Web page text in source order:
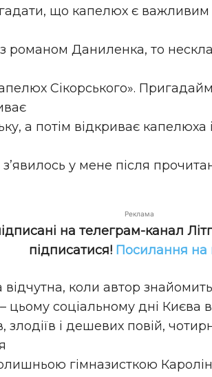
що капелюх є важливим
з романом Даниленка, то
Сікорського».
а потім відкриває капелюха
з’явилось у мене після
Реклама
на телеграм-канал
підписатися! Посилання на
коли автор
цьому соціальному дні Києва в
злодіїв і дешевих повій,
гімназисткою